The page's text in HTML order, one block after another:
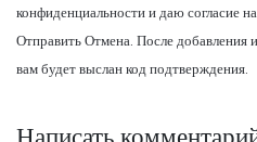
конфиденциальности и даю согласие
Отправить Отмена. После добавления
вам будет выслан код подтверждения.